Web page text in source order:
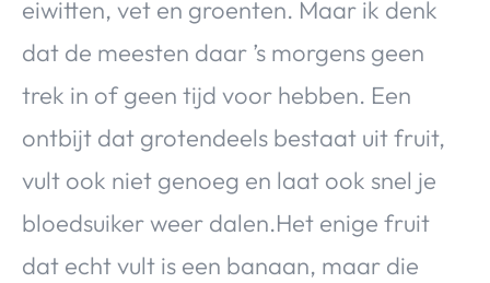
eiwitten, vet en groenten. Maar ik denk
dat de meesten daar ’s morgens geen
trek in of geen tijd voor hebben. Een
ontbijt dat grotendeels bestaat uit fruit,
vult ook niet genoeg en laat ook snel je
bloedsuiker weer dalen.Het enige fruit
dat echt vult is een banaan, maar die